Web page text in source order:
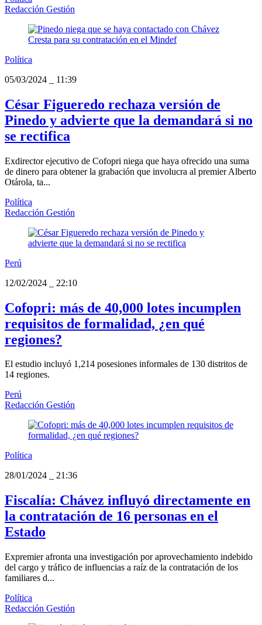
Redacción Gestión
Política
05/03/2024
11:39
César Figueredo rechaza versión de
Pinedo y advierte que la demandará si no
se rectifica
Exdirector ejecutivo de Cofopri niega que haya ofrecido una suma
de dinero para obtener la grabación que involucra al premier Alberto
Otárola, ta...
Política
Redacción Gestión
Perú
12/02/2024
22:10
Cofopri: más de 40,000 lotes incumplen
requisitos de formalidad, ¿en qué
regiones?
El estudio incluyó 1,214 posesiones informales de 130 distritos de
14 regiones.
Perú
Redacción Gestión
Política
28/01/2024
21:36
Fiscalía: Chávez influyó directamente en
la contratación de 16 personas en el
Estado
Expremier afronta una investigación por aprovechamiento indebido
del cargo y tráfico de influencias a raíz de la contratación de los
familiares d...
Política
Redacción Gestión